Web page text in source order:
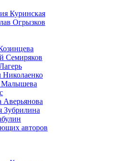
Куринская
Огрызков
Семиряков
Малышева
Зубрилина
авторов